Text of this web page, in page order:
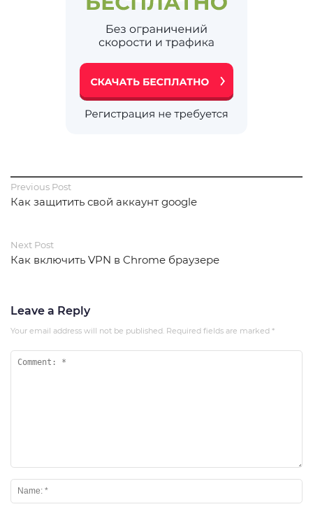
Previous Post
Как защитить свой аккаунт google
Next Post
Как включить VPN в Chrome браузере
Leave a Reply
Your email address will not be published. Required fields are marked *